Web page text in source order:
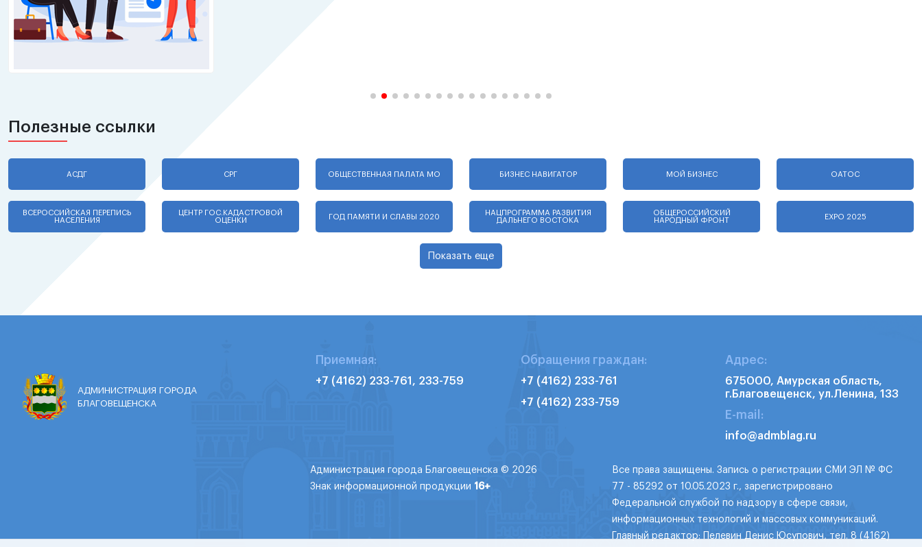
Полезные ссылки
АСДГ СРГ ОБЩЕСТВЕННАЯ ПАЛАТА МО БИЗНЕС НАВИГАТОР МОЙ БИЗНЕС ОАТОС
ВСЕРОССИЙСКАЯ ПЕРЕПИСЬ
НАСЕЛЕНИЯ
ЦЕНТР ГОС.КАДАСТРОВОЙ
ОЦЕНКИ
ГОД ПАМЯТИ И СЛАВЫ 2020
НАЦПРОГРАММА РАЗВИТИЯ
ДАЛЬНЕГО ВОСТОКА
ОБЩЕРОССИЙСКИЙ
НАРОДНЫЙ ФРОНТ
EXPO 2025
Показать еще
АДМИНИСТРАЦИЯ ГОРОДА
БЛАГОВЕЩЕНСКА
Приемная:
+7 (4162) 233-761, 233-759
Обращения граждан:
+7 (4162) 233-761
+7 (4162) 233-759
Адрес:
675000, Амурская область,
г.Благовещенск, ул.Ленина, 133
E-mail:
info@admblag.ru
Администрация города Благовещенска © 2026
Знак информационной продукции 16+
Все права защищены. Запись о регистрации СМИ ЭЛ № ФС
77 - 85292 от 10.05.2023 г., зарегистрировано
Федеральной службой по надзору в сфере связи,
информационных технологий и массовых коммуникаций.
Главный редактор: Пелевин Денис Юсупович, тел. 8 (4162)